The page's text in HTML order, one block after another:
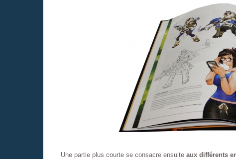
Une partie plus courte se consacre ensuite aux différents